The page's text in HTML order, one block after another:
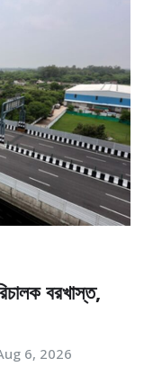
বরখাস্ত,
6, 2026